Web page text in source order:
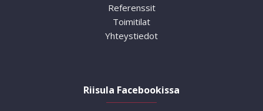
Referenssit
Toimitilat
Yhteystiedot
Riisula Facebookissa